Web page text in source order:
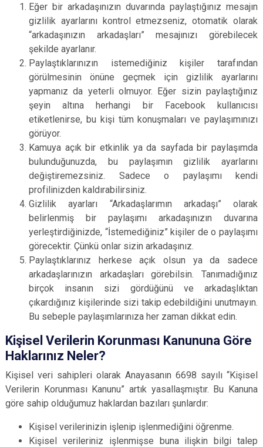
Eğer bir arkadaşınızın duvarında paylaştığınız mesajın
gizlilik ayarlarını kontrol etmezseniz, otomatik olarak
“arkadaşınızın arkadaşları” mesajınızı görebilecek
şekilde ayarlanır.
Paylaştıklarınızın istemediğiniz kişiler tarafından
görülmesinin önüne geçmek için gizlilik ayarlarını
yapmanız da yeterli olmuyor. Eğer sizin paylaştığınız
şeyin altına herhangi bir Facebook kullanıcısı
etiketlenirse, bu kişi tüm konuşmaları ve paylaşımınızı
görüyor.
Kamuya açık bir etkinlik ya da sayfada bir paylaşımda
bulunduğunuzda, bu paylaşımın gizlilik ayarlarını
değiştiremezsiniz. Sadece o paylaşımı kendi
profilinizden kaldırabilirsiniz.
Gizlilik ayarları “Arkadaşlarımın arkadaşı” olarak
belirlenmiş bir paylaşımı arkadaşınızın duvarına
yerleştirdiğinizde, “İstemediğiniz” kişiler de o paylaşımı
görecektir. Çünkü onlar sizin arkadaşınız.
Paylaştıklarınız herkese açık olsun ya da sadece
arkadaşlarınızın arkadaşları görebilsin. Tanımadığınız
birçok insanın sizi gördüğünü ve arkadaşlıktan
çıkardığınız kişilerinde sizi takip edebildiğini unutmayın.
Bu sebeple paylaşımlarınıza her zaman dikkat edin.
Kişisel Verilerin Korunması Kanununa Göre
Haklarınız Neler?
Kişisel veri sahipleri olarak Anayasanın 6698 sayılı “Kişisel
Verilerin Korunması Kanunu” artık yasallaşmıştır. Bu Kanuna
göre sahip olduğumuz haklardan bazıları şunlardır:
Kişisel verilerinizin işlenip işlenmediğini öğrenme.
Kişisel verileriniz işlenmişse buna ilişkin bilgi talep